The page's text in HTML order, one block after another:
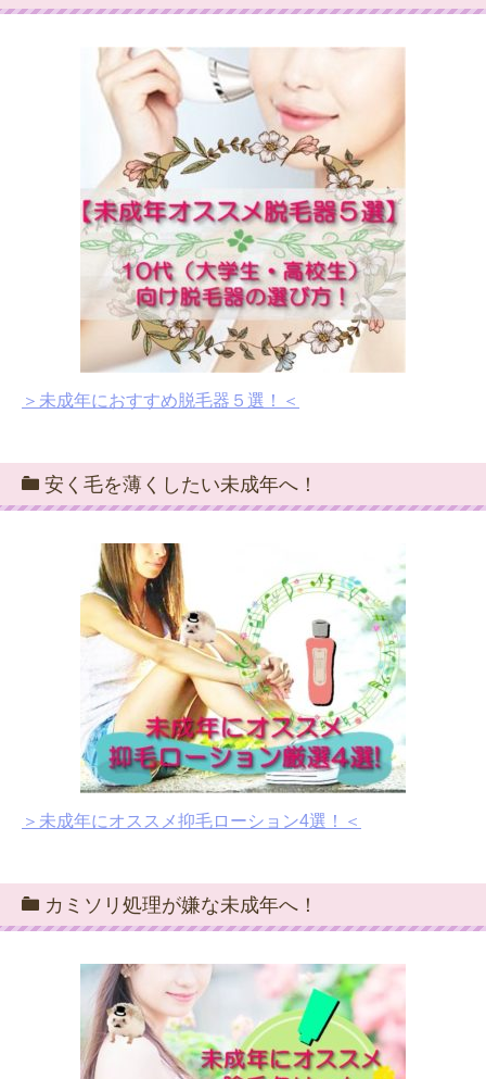
＞未成年におすすめ脱毛器５選！＜
安く毛を薄くしたい未成年へ！
＞未成年にオススメ抑毛ローション4選！＜
カミソリ処理が嫌な未成年へ！